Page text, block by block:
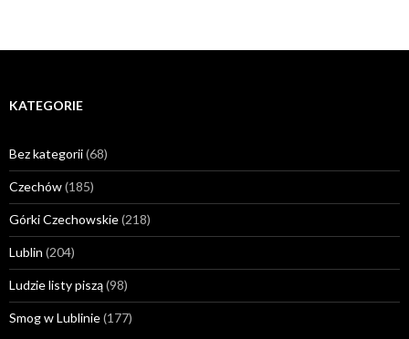
KATEGORIE
Bez kategorii(68)
Czechów(185)
Górki Czechowskie(218)
Lublin (204)
Ludzie listy piszą(98)
Smog w Lublinie(177)